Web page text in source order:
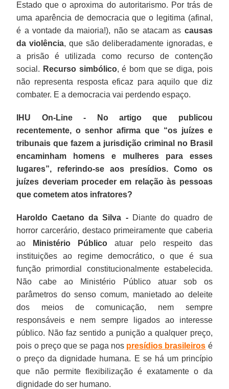
Estado que o aproxima do autoritarismo. Por trás de
uma aparência de democracia que o legitima (afinal,
é a vontade da maioria!), não se atacam as causas
da violência, que são deliberadamente ignoradas, e
a prisão é utilizada como recurso de contenção
social. Recurso simbólico, é bom que se diga, pois
não representa resposta eficaz para aquilo que diz
combater. E a democracia vai perdendo espaço.
IHU On-Line - No artigo que publicou
recentemente, o senhor afirma que “os juízes e
tribunais que fazem a jurisdição criminal no Brasil
encaminham homens e mulheres para esses
lugares”, referindo-se aos presídios. Como os
juízes deveriam proceder em relação às pessoas
que cometem atos infratores?
Haroldo Caetano da Silva -Diante do quadro de
horror carcerário, destaco primeiramente que caberia
ao
Ministério Público atuar pelo respeito das
instituições ao regime democrático, o que é sua
função primordial constitucionalmente estabelecida.
Não cabe ao Ministério Público atuar sob os
parâmetros do senso comum, manietado ao deleite
dos meios de comunicação, nem sempre
responsáveis e nem sempre ligados ao interesse
público. Não faz sentido a punição a qualquer preço,
pois o preço que se paga nos presídios brasileiros é
o preço da dignidade humana. E se há um princípio
que não permite flexibilização é exatamente o da
dignidade do ser humano.